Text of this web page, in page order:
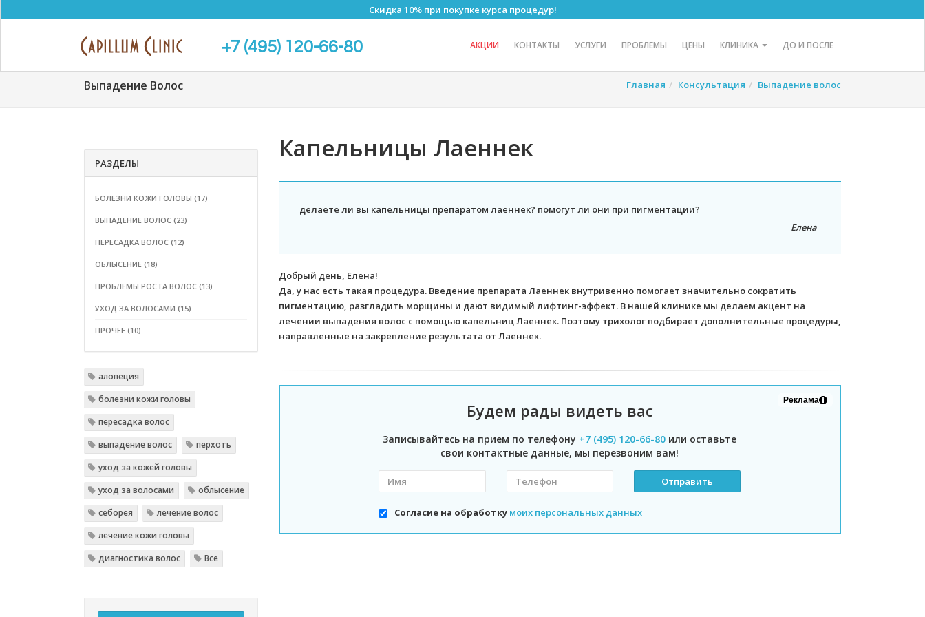
Скидка 10% при покупке курса процедур!
+7 (495) 120-66-80 АКЦИИ КОНТАКТЫ УСЛУГИ ПРОБЛЕМЫ ЦЕНЫ КЛИНИКА ДО И ПОСЛЕ
Выпадение Волос Главная Консультация Выпадение волос
РАЗДЕЛЫ
БОЛЕЗНИ КОЖИ ГОЛОВЫ (17)
ВЫПАДЕНИЕ ВОЛОС (23)
ПЕРЕСАДКА ВОЛОС (12)
ОБЛЫСЕНИЕ (18)
ПРОБЛЕМЫ РОСТА ВОЛОС (13)
УХОД ЗА ВОЛОСАМИ (15)
ПРОЧЕЕ (10)
алопеция
болезни кожи головы
пересадка волос
выпадение волос
перхоть
уход за кожей головы
уход за волосами
облысение
себорея
лечение волос
лечение кожи головы
диагностика волос
Все
Капельницы Лаеннек
делаете ли вы капельницы препаратом лаеннек? помогут ли они при пигментации?
Елена
Добрый день, Елена!
Да, у нас есть такая процедура. Введение препарата Лаеннек внутривенно помогает значительно сократить
пигментацию, разгладить морщины и дают видимый лифтинг-эффект. В нашей клинике мы делаем акцент на
лечении выпадения волос с помощью капельниц Лаеннек. Поэтому трихолог подбирает дополнительные процедуры,
направленные на закрепление результата от Лаеннек.
Реклама
Будем рады видеть вас
Записывайтесь на прием по телефону +7 (495) 120-66-80 или оставьте
свои контактные данные, мы перезвоним вам!
Согласие на обработку моих персональных данных